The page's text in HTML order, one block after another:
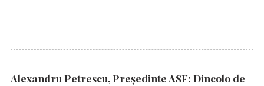
Alexandru Petrescu, Președinte ASF: Dincolo de